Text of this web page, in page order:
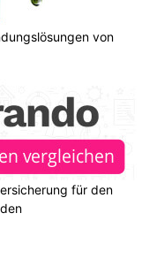
von
für den